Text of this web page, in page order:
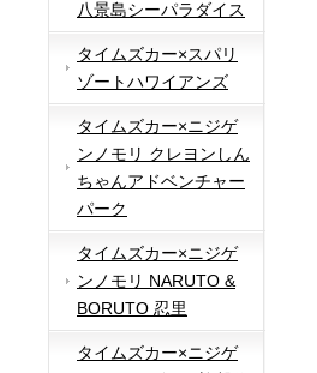
八景島シーパラダイス
タイムズカー×スパリ
ゾートハワイアンズ
タイムズカー×ニジゲ
ンノモリ クレヨンしん
ちゃんアドベンチャー
パーク
タイムズカー×ニジゲ
ンノモリ NARUTO &
BORUTO 忍里
タイムズカー×ニジゲ